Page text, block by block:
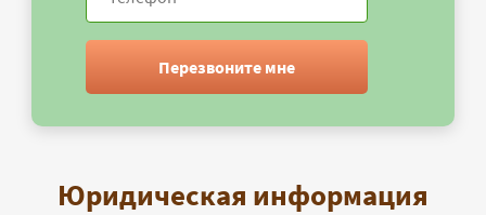
Перезвоните мне
Юридическая информация